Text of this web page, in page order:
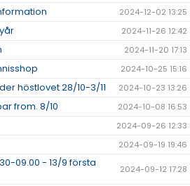
2024-12-02 13:25
2024-11-26 12:42
2024-11-20 17:13
2024-10-25 15:16
höstlovet 28/10-3/11 2024-10-23 13:26
from. 8/10 2024-10-08 16:53
2024-09-26 12:33
2024-09-19 19:46
09.00 - 13/9 första
2024-09-12 17:28